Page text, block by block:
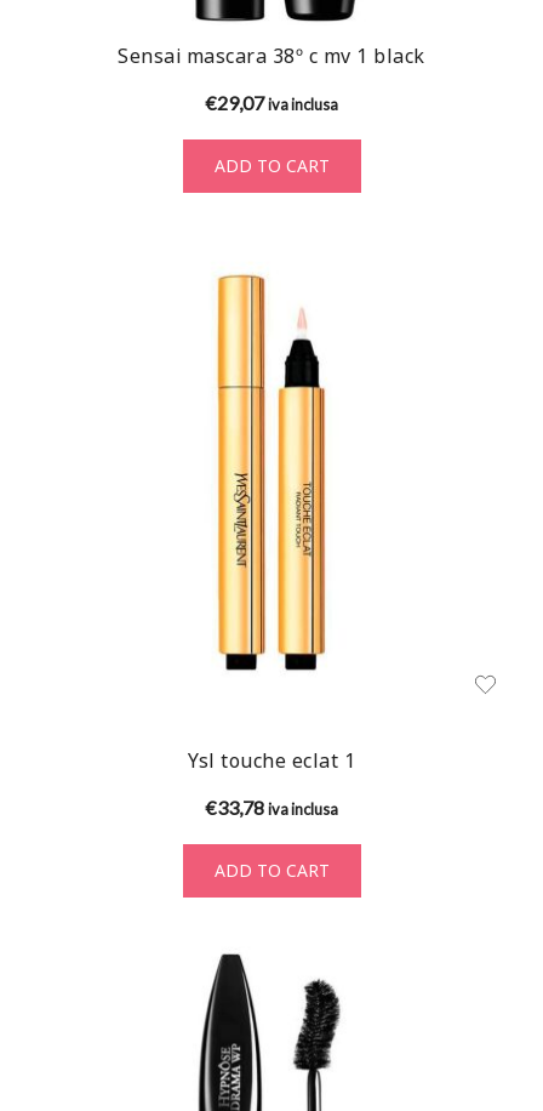
Sensai mascara 38º c mv 1 black
€29,07iva inclusa
ADD TO CART
Ysl touche eclat 1
€33,78iva inclusa
ADD TO CART